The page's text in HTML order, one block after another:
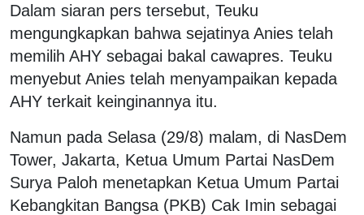
Dalam siaran pers tersebut, Teuku
mengungkapkan bahwa sejatinya Anies telah
memilih AHY sebagai bakal cawapres. Teuku
menyebut Anies telah menyampaikan kepada
AHY terkait keinginannya itu.
Namun pada Selasa (29/8) malam, di NasDem
Tower, Jakarta, Ketua Umum Partai NasDem
Surya Paloh menetapkan Ketua Umum Partai
Kebangkitan Bangsa (PKB) Cak Imin sebagai